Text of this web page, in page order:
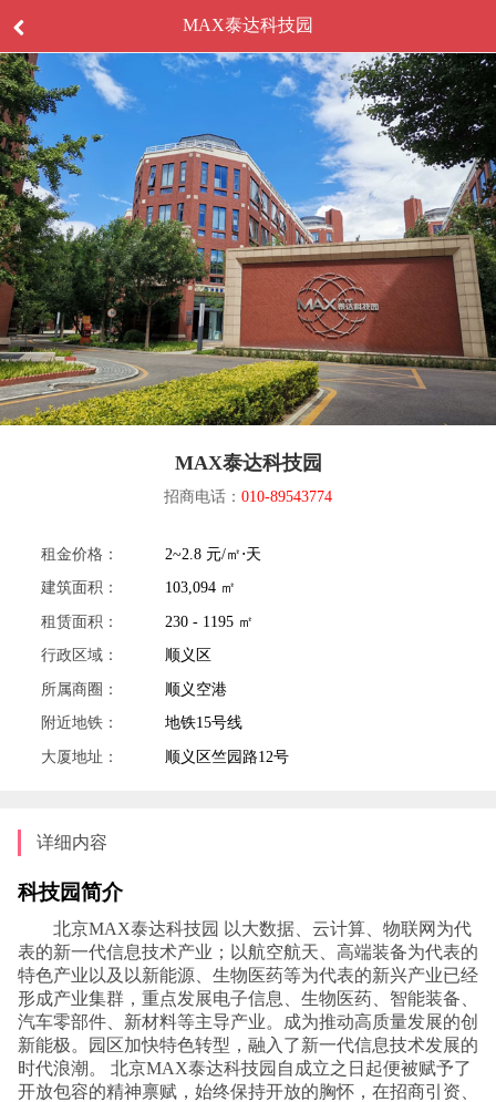
MAX泰达科技园
MAX泰达科技园
招商电话： 010-89543774
租金价格：
2~2.8 元/㎡⋅天
建筑面积：
103,094 ㎡
租赁面积：
230 - 1195 ㎡
行政区域：
顺义区
所属商圈：
顺义空港
附近地铁：
地铁15号线
大厦地址：
顺义区竺园路12号
详细内容
科技园简介
北京MAX泰达科技园 以大数据、云计算、物联网为代
表的新一代信息技术产业；以航空航天、高端装备为代表的
特色产业以及以新能源、生物医药等为代表的新兴产业已经
形成产业集群，重点发展电子信息、生物医药、智能装备、
汽车零部件、新材料等主导产业。成为推动高质量发展的创
新能极。园区加快特色转型，融入了新一代信息技术发展的
时代浪潮。 北京MAX泰达科技园自成立之日起便被赋予了
开放包容的精神禀赋，始终保持开放的胸怀，在招商引资、